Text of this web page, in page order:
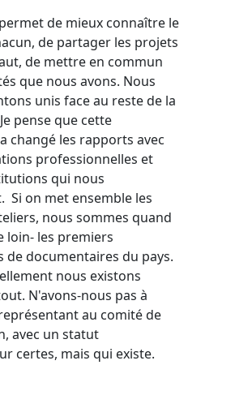
de mieux connaître le
de partager les projets
de mettre en commun
que nous avons. Nous
unis face au reste de la
pense que cette
changé les rapports avec
professionnelles et
qui nous
Si on met ensemble les
nous sommes quand
loin- les premiers
de documentaires du pays.
nous existons
N'avons-nous pas à
au comité de
avec un statut
certes, mais qui existe.